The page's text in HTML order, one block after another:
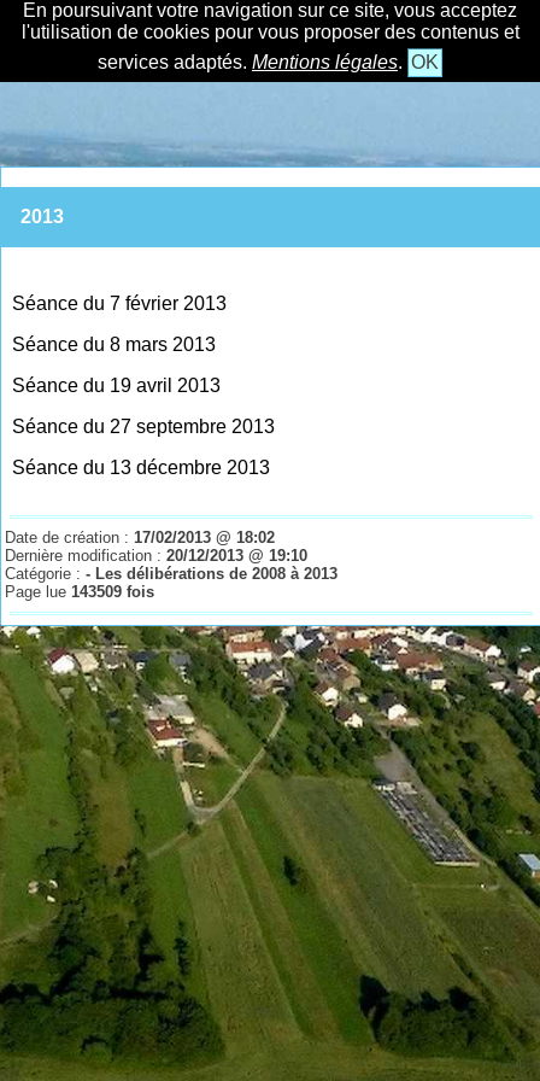
En poursuivant votre navigation sur ce site, vous acceptez
l'utilisation de cookies pour vous proposer des contenus et
services adaptés. Mentions légales. OK
2013
Séance du 7 février 2013
Séance du 8 mars 2013
Séance du 19 avril 2013
Séance du 27 septembre 2013
Séance du 13 décembre 2013
Date de création :17/02/2013 @ 18:02
Dernière modification :20/12/2013 @ 19:10
Catégorie :- Les délibérations de 2008 à 2013
Page lue143509 fois